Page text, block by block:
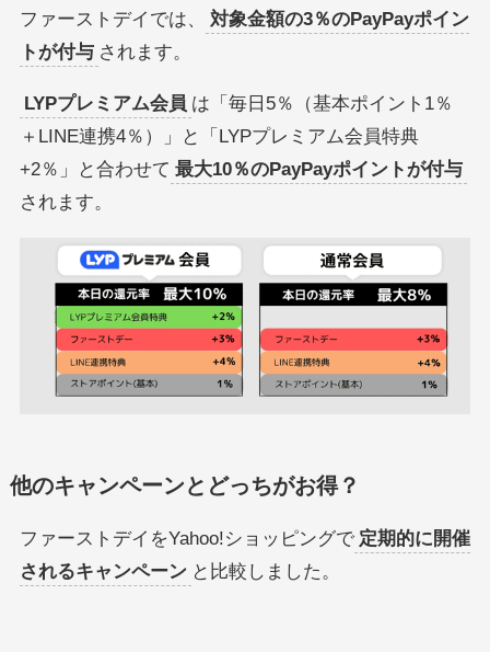
ファーストデイでは、
対象金額の3％のPayPayポイン
トが付与 されます。
LYPプレミアム会員 は「毎日5％（基本ポイント1％
＋LINE連携4％）」と「LYPプレミアム会員特典
+2％」と合わせて 最大10％のPayPayポイントが付与
されます。
他のキャンペーンとどっちがお得？
ファーストデイをYahoo!ショッピングで 定期的に開催
されるキャンペーン と比較しました。